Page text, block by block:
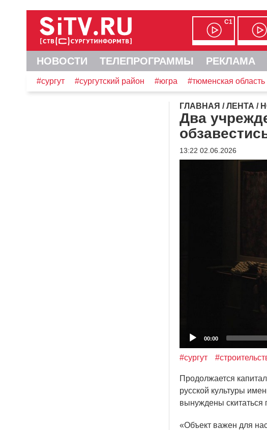
С1
НОВОСТИ ТЕЛЕПРОГРАММЫ РЕКЛАМА
#сургут #сургутский район #югра #тюменская область
ГЛАВНАЯ /ЛЕНТА /
Два
13:22 02.06.2026
00:00
#сургут
Продолжается
русской культуры
вынуждены скитаться
«Объект важен для